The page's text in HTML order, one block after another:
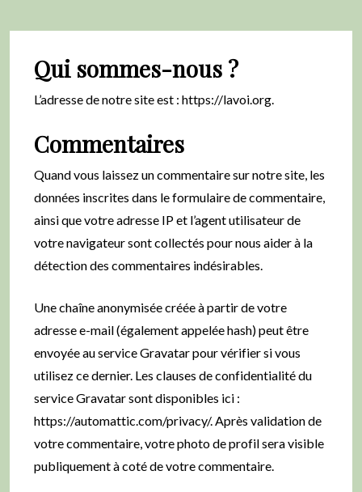
Qui sommes-nous ?
L’adresse de notre site est : https://lavoi.org.
Commentaires
Quand vous laissez un commentaire sur notre site, les
données inscrites dans le formulaire de commentaire,
ainsi que votre adresse IP et l’agent utilisateur de
votre navigateur sont collectés pour nous aider à la
détection des commentaires indésirables.
Une chaîne anonymisée créée à partir de votre
adresse e-mail (également appelée hash) peut être
envoyée au service Gravatar pour vérifier si vous
utilisez ce dernier. Les clauses de confidentialité du
service Gravatar sont disponibles ici :
https://automattic.com/privacy/. Après validation de
votre commentaire, votre photo de profil sera visible
publiquement à coté de votre commentaire.